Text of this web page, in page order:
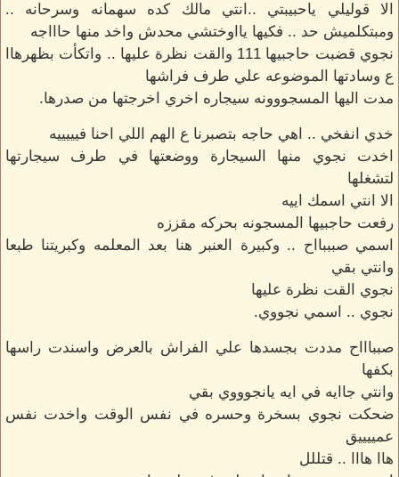
الا قوليلي ياحبيبتي ..انتي مالك كده سهمانه وسرحانه ..
ومبتكلميش حد .. فكيها يااوختشي محدش واخد منها حاااجه
نجوي قضبت حاجبيها 111 والقت نظرة عليها .. واتكأت بظهرهاا
ع وسادتها الموضوعه علي طرف فراشها
مدت اليها المسجووونه سيجاره اخري اخرجتها من صدرها.
خدي انفخي .. اهي حاجه بتصبرنا ع الهم اللي احنا فيييييه
اخدت نجوي منها السيجارة ووضعتها في طرف سيجارتها
لتشغلها
الا انتي اسمك اييه
رفعت حاجبيها المسجونه بحركه مقززه
اسمي صبببااح .. وكبيرة العنبر هنا بعد المعلمه وكبريتنا طبعا
وانتي بقي
نجوي القت نظرة عليها
نجوي .. اسمي نجووي.
صبباااح مددت بجسدها علي الفراش بالعرض واسندت راسها
بكفها
وانتي جاايه في ايه يانجوووي بقي
ضحكت نجوي بسخرة وحسره في نفس الوقت واخدت نفس
عمييييق
هاا هااا .. قتللل